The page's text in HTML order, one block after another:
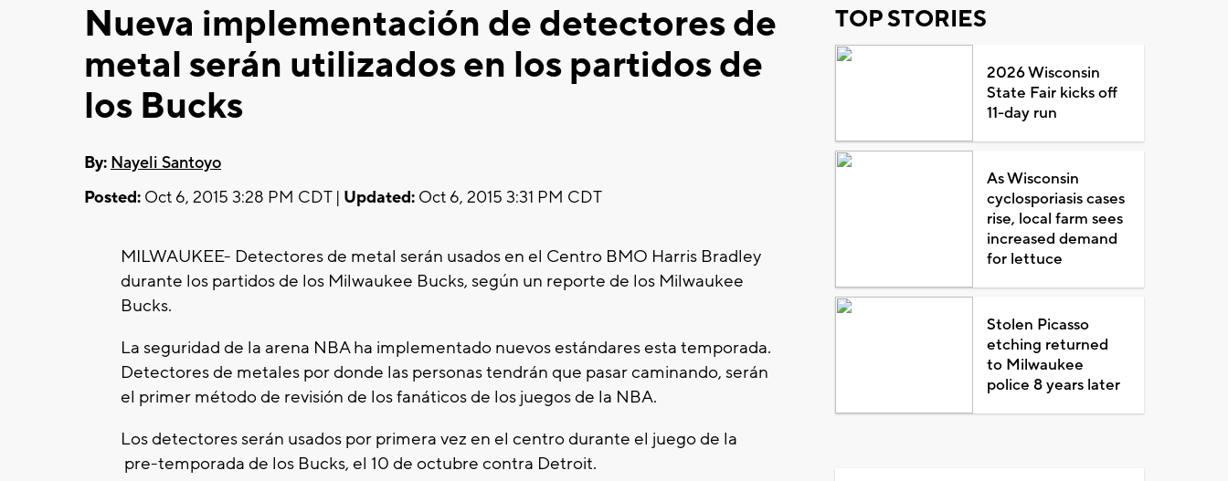
Nueva implementación de detectores de
metal serán utilizados en los partidos de
los Bucks
By: Nayeli Santoyo
Posted: Oct 6, 2015 3:28 PM CDT | Updated: Oct 6, 2015 3:31 PM CDT
MILWAUKEE- Detectores de metal serán usados en el Centro BMO Harris Bradley
durante los partidos de los Milwaukee Bucks, según un reporte de los Milwaukee
Bucks.
La seguridad de la arena NBA ha implementado nuevos estándares esta temporada.
Detectores de metales por donde las personas tendrán que pasar caminando, serán
el primer método de revisión de los fanáticos de los juegos de la NBA.
Los detectores serán usados por primera vez en el centro durante el juego de la
pre-temporada de los Bucks, el 10 de octubre contra Detroit.
TOP STORIES
2026 Wisconsin
State Fair kicks off
11-day run
As Wisconsin
cyclosporiasis cases
rise, local farm sees
increased demand
for lettuce
Stolen Picasso
etching returned
to Milwaukee
police 8 years later